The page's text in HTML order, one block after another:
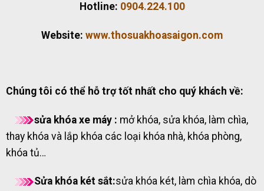
Hotline: 0904.224.100
Website: www.thosuakhoasaigon.com
Chúng tôi có thể hỗ trợ tốt nhất cho quý khách về:
sửa khóa xe máy : mở khóa, sửa khóa, làm chìa,
thay khóa và lắp khóa các loại khóa nhà, khóa phòng,
khóa tủ…
Sửa khóa két sắt:sửa khóa két, làm chìa khóa, dò